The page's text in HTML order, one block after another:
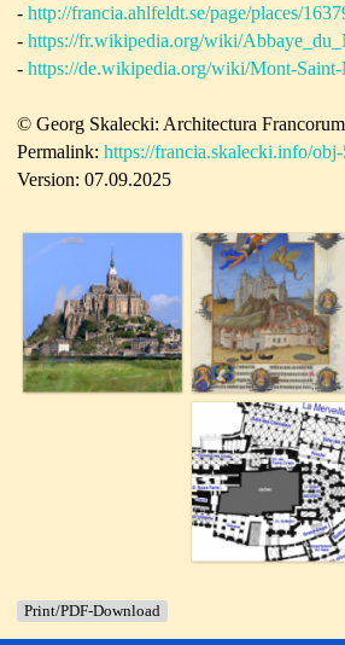
- http://francia.ahlfeldt.se/page/places/
- https://fr.wikipedia.org/wiki/
- https://de.wikipedia.org/wiki/Mont-
© Georg Skalecki: Architectura Francorum
Permalink: https://francia.skalecki.info/
Version: 07.09.2025
Print/PDF-Download